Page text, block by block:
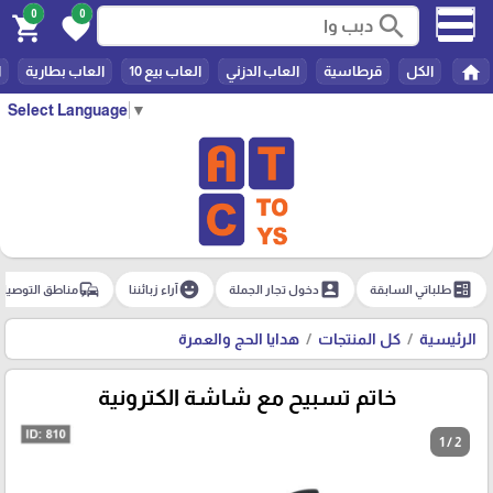
Select Language ▼
search
0
favorite
0
shopping_cart
home الكل قرطاسية العاب الدزني العاب بيع 10 العاب بطارية
ballotطلباتي السابقة account_boxدخول تجار الجملة emoji_emotionsآراء زبائننا commuteمناطق
الرئيسية كل المنتجات هدايا الحج والعمرة
خاتم تسبيح مع شاشة الكترونية
1 / 2